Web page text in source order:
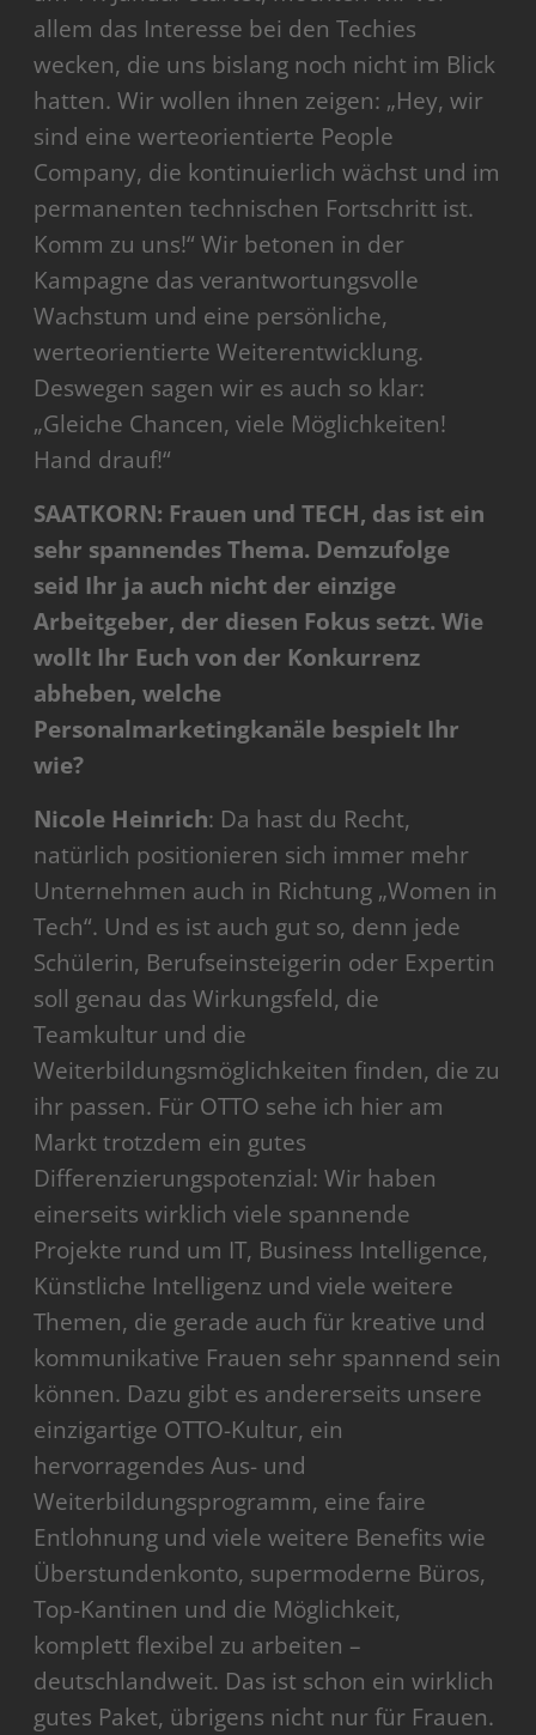
allem das Interesse bei den Techies
wecken, die uns bislang noch nicht im Blick
hatten. Wir wollen ihnen zeigen: „Hey, wir
sind eine werteorientierte People
Company, die kontinuierlich wächst und im
permanenten technischen Fortschritt ist.
Komm zu uns!“ Wir betonen in der
Kampagne das verantwortungsvolle
Wachstum und eine persönliche,
werteorientierte Weiterentwicklung.
Deswegen sagen wir es auch so klar:
„Gleiche Chancen, viele Möglichkeiten!
Hand drauf!“
SAATKORN: Frauen und TECH, das ist ein
sehr spannendes Thema. Demzufolge
seid Ihr ja auch nicht der einzige
Arbeitgeber, der diesen Fokus setzt. Wie
wollt Ihr Euch von der Konkurrenz
abheben, welche
Personalmarketingkanäle bespielt Ihr
wie?
Nicole Heinrich: Da hast du Recht,
natürlich positionieren sich immer mehr
Unternehmen auch in Richtung „Women in
Tech“. Und es ist auch gut so, denn jede
Schülerin, Berufseinsteigerin oder Expertin
soll genau das Wirkungsfeld, die
Teamkultur und die
Weiterbildungsmöglichkeiten finden, die zu
ihr passen. Für OTTO sehe ich hier am
Markt trotzdem ein gutes
Differenzierungspotenzial: Wir haben
einerseits wirklich viele spannende
Projekte rund um IT, Business Intelligence,
Künstliche Intelligenz und viele weitere
Themen, die gerade auch für kreative und
kommunikative Frauen sehr spannend sein
können. Dazu gibt es andererseits unsere
einzigartige OTTO-Kultur, ein
hervorragendes Aus- und
Weiterbildungsprogramm, eine faire
Entlohnung und viele weitere Benefits wie
Überstundenkonto, supermoderne Büros,
Top-Kantinen und die Möglichkeit,
komplett flexibel zu arbeiten –
deutschlandweit. Das ist schon ein wirklich
gutes Paket, übrigens nicht nur für Frauen.